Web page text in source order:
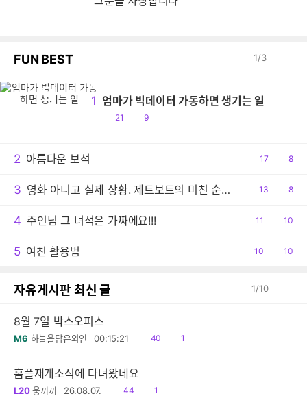
FUN BEST 1/3
1 엄마가 빅데이터 가동하면 생기는 일
공
21
댓
9
엄
2 아름다운 보석
공
17
댓
8
3 영화 아니고 실제 상황. 제트보트의 미친 순발력
공
13
댓
8
4 주인님 그 녀석은 가짜에요!!!
공
11
댓
10
5 여친 활용법
공
10
댓
10
자유게시판 최신 글 1/10
8월 7일 박스오피스
M6 하늘을담은와인 00:15:21
읽
40
공1
홈플재개소식에 다녀왔네요
L20 웅끼끼 26.08.07.
읽
44
공1